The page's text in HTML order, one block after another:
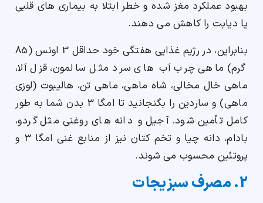
بهبود عملکرد مغز شده و خطر ابتلا به بیماری های قلبی
یا دیابت را کاهش می دهند.
بنابراین، در رژیم غذایی هفتگی خود حداقل 3 اونس (85
گرم) ماهی چرب آب های سرد مثل سالمون، قزل آلا،
ماهی خال مخالی، شاه ماهی، ماهی تن، هالیبوت (لوزی
ماهی) و ساردین را بگنجانید تا امگا 3 بدن شما به طور
کامل تأمین شود. آجیل و دانه های روغنی مثل گردو،
بادام، دانه چیا و تخم کتان نیز از منابع غنی امگا 3 و
پروتئین محسوب می شوند.
2. مصرف سبزیجات